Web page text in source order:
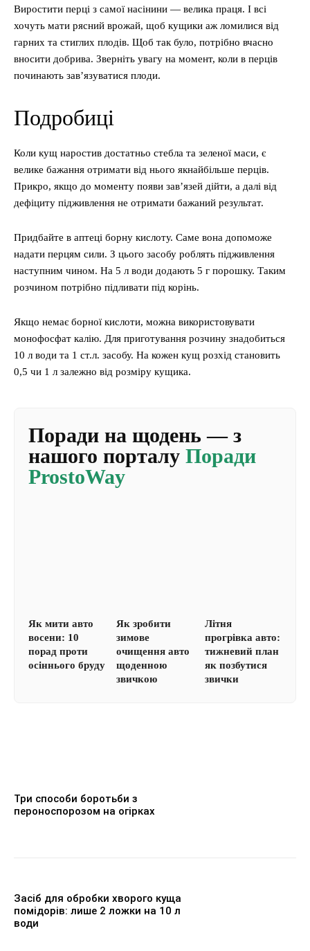
Виростити перці з самої насінини — велика праця. І всі
хочуть мати рясний врожай, щоб кущики аж ломилися від
гарних та стиглих плодів. Щоб так було, потрібно вчасно
вносити добрива. Зверніть увагу на момент, коли в перців
починають зав’язуватися плоди.
Подробиці
Коли кущ наростив достатньо стебла та зеленої маси, є
велике бажання отримати від нього якнайбільше перців.
Прикро, якщо до моменту появи зав’язей дійти, а далі від
дефіциту підживлення не отримати бажаний результат.
Придбайте в аптеці борну кислоту. Саме вона допоможе
надати перцям сили. З цього засобу роблять підживлення
наступним чином. На 5 л води додають 5 г порошку. Таким
розчином потрібно підливати під корінь.
Якщо немає борної кислоти, можна використовувати
монофосфат калію. Для приготування розчину знадобиться
10 л води та 1 ст.л. засобу. На кожен кущ розхід становить
0,5 чи 1 л залежно від розміру кущика.
Поради на щодень — з
нашого порталу Поради
ProstoWay
Як мити авто
восени: 10
порад проти
осіннього бруду
Як зробити
зимове
очищення авто
щоденною
звичкою
Літня
прогрівка авто:
тижневий план
як позбутися
звички
Три способи боротьби з
пероноспорозом на огірках
Засіб для обробки хворого куща
помідорів: лише 2 ложки на 10 л
води